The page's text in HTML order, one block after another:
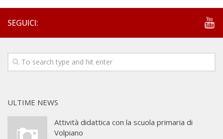
SEGUICI:
ULTIME NEWS
Attività didattica con la scuola primaria di
Volpiano